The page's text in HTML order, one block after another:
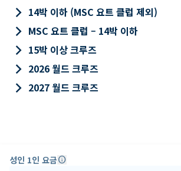
keyboard_arrow_right 14박 이하 (MSC 요트 클럽 제외)
keyboard_arrow_right MSC 요트 클럽 – 14박 이하
keyboard_arrow_right 15박 이상 크루즈
keyboard_arrow_right 2026 월드 크루즈
keyboard_arrow_right 2027 월드 크루즈
성인 1인 요금info